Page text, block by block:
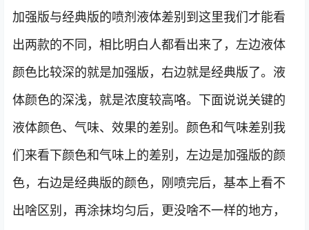
加强版与经典版的喷剂液体差别到这里我们才能看
出两款的不同，相比明白人都看出来了，左边液体
颜色比较深的就是加强版，右边就是经典版了。液
体颜色的深浅，就是浓度较高咯。下面说说关键的
液体颜色、气味、效果的差别。颜色和气味差别我
们来看下颜色和气味上的差别，左边是加强版的颜
色，右边是经典版的颜色，刚喷完后，基本上看不
出啥区别，再涂抹均匀后，更没啥不一样的地方，